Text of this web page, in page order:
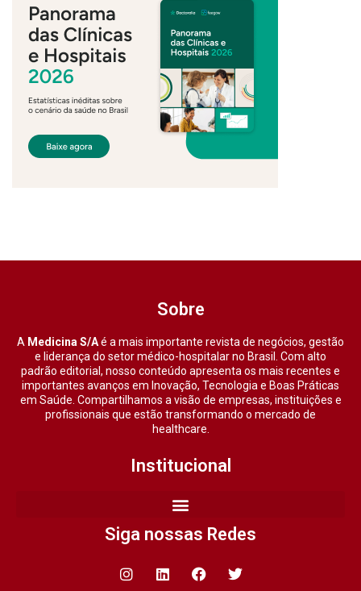
Sobre
A Medicina S/Aé a mais importante revista de negócios, gestão
e liderança do setor médico-hospitalar no Brasil. Com alto
padrão editorial, nosso conteúdo apresenta os mais recentes e
importantes avanços em Inovação, Tecnologia e Boas Práticas
em Saúde. Compartilhamos a visão de empresas, instituições e
profissionais que estão transformando o mercado de
healthcare.
Institucional
Siga nossas Redes